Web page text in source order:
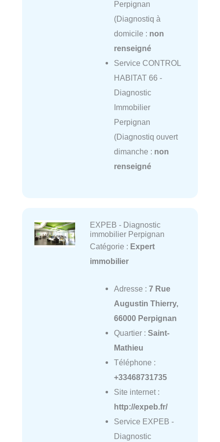
Perpignan
(Diagnostiq à
domicile : non
renseigné
Service CONTROL
HABITAT 66 -
Diagnostic
Immobilier
Perpignan
(Diagnostiq ouvert
dimanche : non
renseigné
EXPEB - Diagnostic
immobilier Perpignan
Catégorie : Expert
immobilier
Adresse : 7 Rue
Augustin Thierry,
66000 Perpignan
Quartier : Saint-
Mathieu
Téléphone :
+33468731735
Site internet :
http://expeb.fr/
Service EXPEB -
Diagnostic